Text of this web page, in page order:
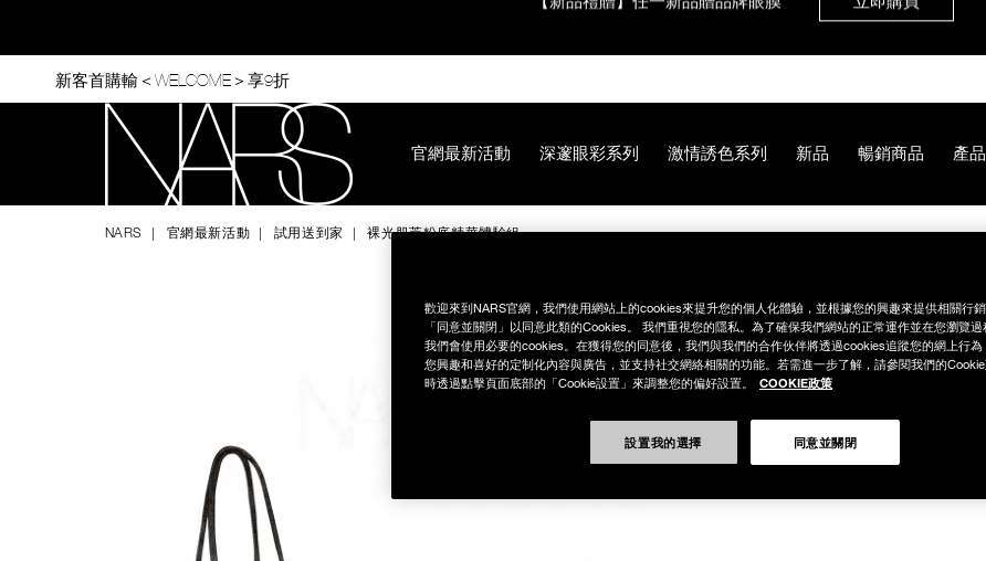
content
【8/3-8/10限定】明星底妝買1送1 立即購買
【8/3-8/10限定】限時輸碼贈迷你腮紅露
新客首購輸＜WELCOME＞享9折
官網最新活動 深邃眼彩系列 激情誘色系列 新品 暢銷商品 產品
NARS 官網最新活動 試用送到家 裸光肌萃粉底精華體驗組
/zh/
歡迎來到NARS官網，我們使用網站上的cookies來提升您的個人化體驗，並根據您的興趣來提供相關行
「同意並關閉」以同意此類的Cookies。 我們重視您的隱私。為了確保我們網站的正常運作並在您瀏覽過
我們會使用必要的cookies。在獲得您的同意後，我們與我們的合作伙伴將透過cookies追蹤您的網上行
您興趣和喜好的定制化內容與廣告，並支持社交網絡相關的功能。若需進一步了解，請參閱我們的
時透過點擊頁面底部的「Cookie設置」來調整您的偏好設置。
COOKIE政策
設置我的選擇 同意並關閉